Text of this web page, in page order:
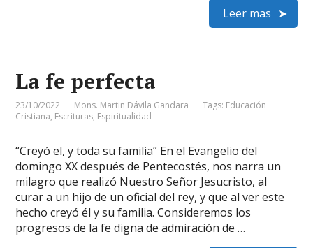
Leer mas
La fe perfecta
23/10/2022 Mons. Martin Dávila Gandara Tags: Educación
Cristiana, Escrituras, Espiritualidad
“Creyó el, y toda su familia” En el Evangelio del
domingo XX después de Pentecostés, nos narra un
milagro que realizó Nuestro Señor Jesucristo, al
curar a un hijo de un oficial del rey, y que al ver este
hecho creyó él y su familia. Consideremos los
progresos de la fe digna de admiración de …